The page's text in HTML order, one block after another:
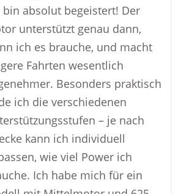
bin absolut begeistert! Der
unterstützt genau dann,
ich es brauche, und macht
Fahrten wesentlich
Besonders praktisch
ich die verschiedenen
– je nach
kann ich individuell
wie viel Power ich
Ich habe mich für ein